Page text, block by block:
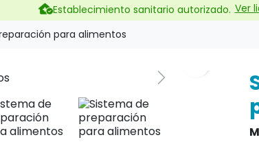
Establecimiento sanitario autorizado. Ver
para alimentos